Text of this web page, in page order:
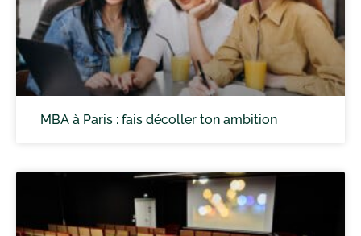
MBA à Paris : fais décoller ton ambition